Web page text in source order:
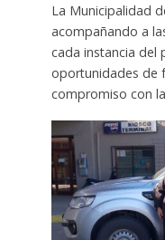
La Municipalidad
acompañando a
cada instancia del
oportunidades de
compromiso con